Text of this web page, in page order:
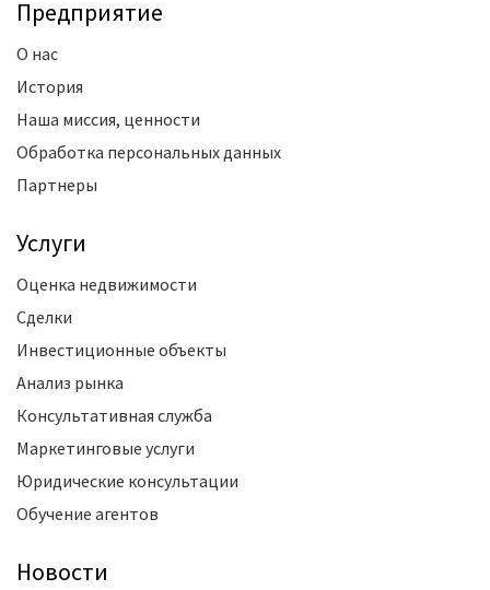
Предприятие
О нас
История
Наша миссия, ценности
Обработка персональных данных
Партнеры
Услуги
Оценка недвижимости
Сделки
Инвестиционные объекты
Анализ рынка
Консультативная служба
Маркетинговые услуги
Юридические консультации
Обучение агентов
Новости